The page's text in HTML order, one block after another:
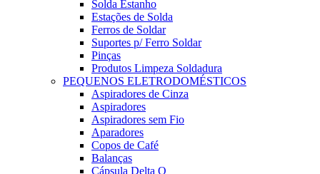
Solda Estanho
Estações de Solda
Ferros de Soldar
Suportes p/ Ferro Soldar
Pinças
Produtos Limpeza Soldadura
PEQUENOS ELETRODOMÉSTICOS
Aspiradores de Cinza
Aspiradores
Aspiradores sem Fio
Aparadores
Copos de Café
Balanças
Cápsula Delta Q